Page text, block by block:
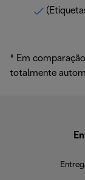
* Em
totalmente